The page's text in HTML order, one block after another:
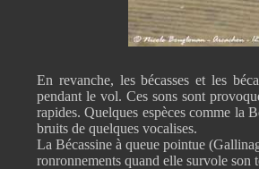
En revanche, les bécasses et les
pendant le vol. Ces sons sont
rapides. Quelques espèces comme la
bruits de quelques vocalises.
La Bécassine à queue pointue
ronronnements quand elle survole